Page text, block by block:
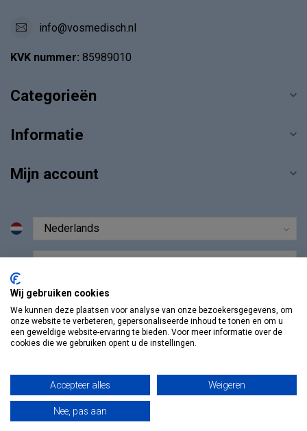
info@vosmedisch.nl
KVK nummer: 85989010
Categorieën
Informatie
Mijn account
© Copyright 2026 Vosmedisch.nl - A. Vos en Zoons B.V.
Wij gebruiken cookies
We kunnen deze plaatsen voor analyse van onze bezoekersgegevens, om
onze website te verbeteren, gepersonaliseerde inhoud te tonen en om u
een geweldige website-ervaring te bieden. Voor meer informatie over de
cookies die we gebruiken opent u de instellingen.
Accepteer alles Weigeren
Nee, pas aan